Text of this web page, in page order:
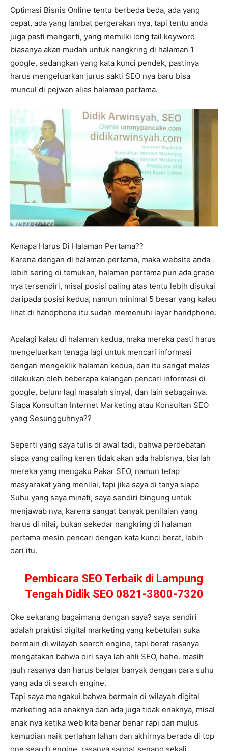
Optimasi Bisnis Online tentu berbeda beda, ada yang
cepat, ada yang lambat pergerakan nya, tapi tentu anda
juga pasti mengerti, yang memilki long tail keyword
biasanya akan mudah untuk nangkring di halaman 1
google, sedangkan yang kata kunci pendek, pastinya
harus mengeluarkan jurus sakti SEO nya baru bisa
muncul di pejwan alias halaman pertama.
Kenapa Harus Di Halaman Pertama??
Karena dengan di halaman pertama, maka website anda
lebih sering di temukan, halaman pertama pun ada grade
nya tersendiri, misal posisi paling atas tentu lebih disukai
daripada posisi kedua, namun minimal 5 besar yang kalau
lihat di handphone itu sudah memenuhi layar handphone.
Apalagi kalau di halaman kedua, maka mereka pasti harus
mengeluarkan tenaga lagi untuk mencari informasi
dengan mengeklik halaman kedua, dan itu sangat malas
dilakukan oleh beberapa kalangan pencari informasi di
google, belum lagi masalah sinyal, dan lain sebagainya.
Siapa Konsultan Internet Marketing atau Konsultan SEO
yang Sesungguhnya??
Seperti yang saya tulis di awal tadi, bahwa perdebatan
siapa yang paling keren tidak akan ada habisnya, biarlah
mereka yang mengaku Pakar SEO, namun tetap
masyarakat yang menilai, tapi jika saya di tanya siapa
Suhu yang saya minati, saya sendiri bingung untuk
menjawab nya, karena sangat banyak penilaian yang
harus di nilai, bukan sekedar nangkring di halaman
pertama mesin pencari dengan kata kunci berat, lebih
dari itu.
Pembicara SEO Terbaik di Lampung
Tengah Didik SEO 0821-3800-7320
Oke sekarang bagaimana dengan saya? saya sendiri
adalah praktisi digital marketing yang kebetulan suka
bermain di wilayah search engine, tapi berat rasanya
mengatakan bahwa diri saya lah ahli SEO, hehe. masih
jauh rasanya dan harus belajar banyak dengan para suhu
yang ada di search engine.
Tapi saya mengakui bahwa bermain di wilayah digital
marketing ada enaknya dan ada juga tidak enaknya, misal
enak nya ketika web kita benar benar rapi dan mulus
kemudian naik perlahan lahan dan akhirnya berada di top